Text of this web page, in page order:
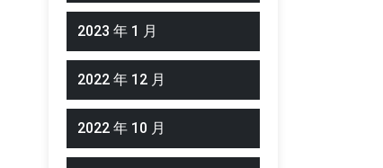
2023 年 1 月
2022 年 12 月
2022 年 10 月